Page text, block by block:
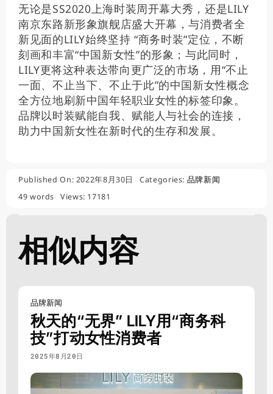
无论是SS2020上海时装周开幕大秀，还是LILY
南京东路新形象旗舰店盛大开幕，与消费者全
新见面的LILY始终坚持 “商务时装”定位，不断
刻画和丰富“中国新女性”的形象；与此同时，
LILY更将这种表达带向更广泛的市场，用“不止
一面、不止当下、不止于此”的中国新女性概念
全方位地刷新中国年轻职业女性的标签印象。
品牌以时装赋能自我、赋能人与社会的连接，
助力中国新女性在新时代的生存和发展。
Published On: 2022年8月30日 Categories: 品牌新闻
49 words
Views: 17181
相似内容
品牌新闻
秋天的“无界” LILY用“商务科
技”打动女性消费者
2025年8月20日